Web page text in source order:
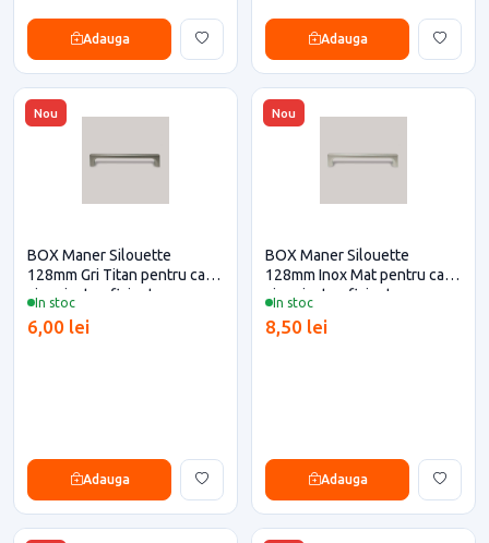
Adauga Adauga
Nou
In stoc
BOX Maner Silouette
128mm Gri Titan pentru casa
si proiecte eficiente
6,00 lei
Adauga
Nou
In stoc
BOX Maner Silouette
128mm Inox Mat pentru casa
si proiecte eficiente
8,50 lei
Adauga